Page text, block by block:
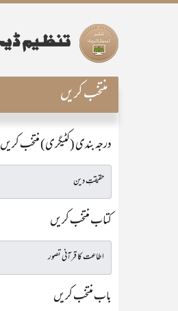
منتخب کریں
درجہ بندی (کٹیگری) منتخب کریں
کتاب منتخب کریں
باب منتخب کریں